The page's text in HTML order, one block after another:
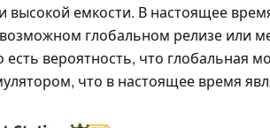
высокой емкости. В настоящее
глобальном релизе или
есть вероятность, что глобальная
что в настоящее время